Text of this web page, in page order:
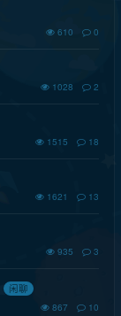
610 0
1028 2
1515 18
1621 13
935 3
闲聊
867 10